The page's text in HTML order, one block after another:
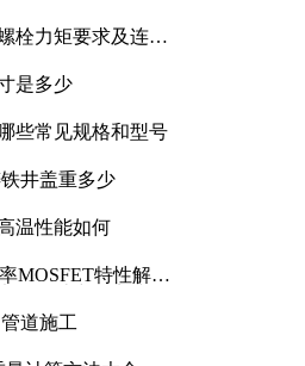
栓力矩要求及连接
是多少
些常见规格和型号
井盖重多少
温性能如何
MOSFET特性解析
道施工